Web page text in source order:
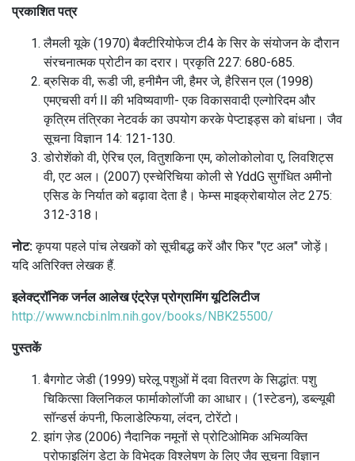
प्रकाशित पत्र
लैमली यूके (1970) बैक्टीरियोफेज टी4 के सिर के संयोजन के दौरान
संरचनात्मक प्रोटीन का दरार।प्रकृति 227: 680-685.
ब्रुसिक वी, रूडी जी, हनीमैन जी, हैमर जे, हैरिसन एल (1998)
एमएचसी वर्ग II की भविष्यवाणी- एक विकासवादी एल्गोरिदम और
कृत्रिम तंत्रिका नेटवर्क का उपयोग करके पेप्टाइड्स को बांधना।जैव
सूचना विज्ञान 14: 121-130.
डोरोशेंको वी, ऐरिच एल, वितुशकिना एम, कोलोकोलोवा ए, लिवशिट्स
वी, एट अल। (2007) एस्चेरिचिया कोली से YddG सुगंधित अमीनो
एसिड के निर्यात को बढ़ावा देता है।फेम्स माइक्रोबायोल लेट 275:
312-318।
नोट:कृपया पहले पांच लेखकों को सूचीबद्ध करें और फिर "एट अल" जोड़ें।
यदि अतिरिक्त लेखक हैं.
इलेक्ट्रॉनिक जर्नल आलेख एंट्रेज़ प्रोग्रामिंग यूटिलिटीज
http://www.ncbi.nlm.nih.gov/books/NBK25500/
पुस्तकें
बैगगोट जेडी (1999) घरेलू पशुओं में दवा वितरण के सिद्धांत: पशु
चिकित्सा क्लिनिकल फार्माकोलॉजी का आधार। (1स्टेडन), डब्ल्यूबी
सॉन्डर्स कंपनी, फिलाडेल्फिया, लंदन, टोरेंटो।
झांग ज़ेड (2006) नैदानिक ​​​​नमूनों से प्रोटिओमिक अभिव्यक्ति
प्रोफाइलिंग डेटा के विभेदक विश्लेषण के लिए जैव सूचना विज्ञान